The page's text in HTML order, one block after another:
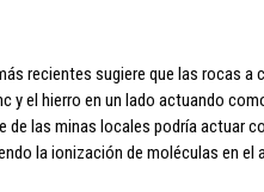
recientes sugiere que las rocas
y el hierro en un lado actuando
de las minas locales podría actuar
la ionización de moléculas en el